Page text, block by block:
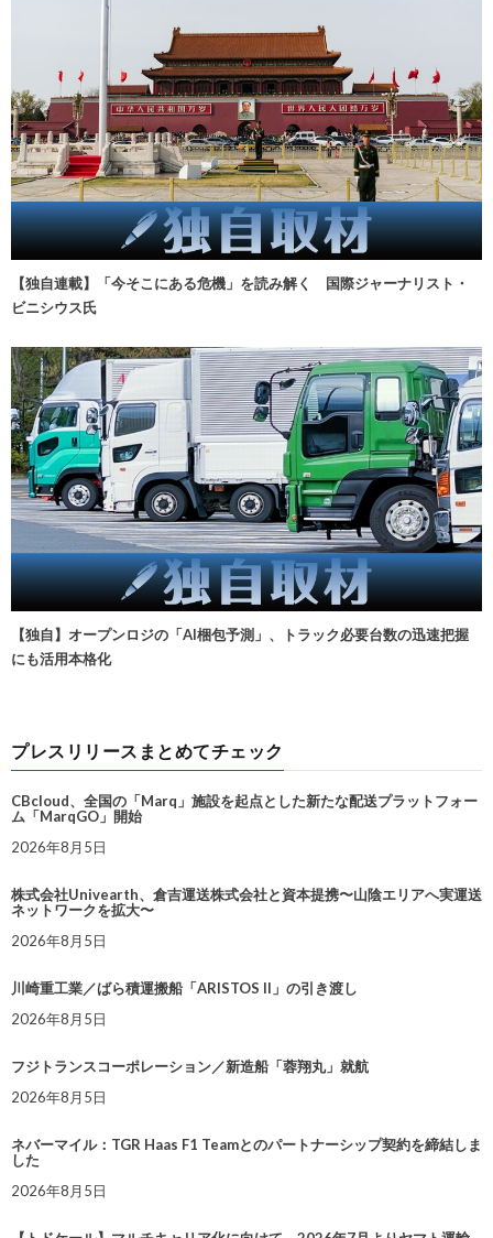
【独自連載】「今そこにある危機」を読み解く 国際ジャーナリスト・
ビニシウス氏
【独自】オープンロジの「AI梱包予測」、トラック必要台数の迅速把握
にも活用本格化
プレスリリースまとめてチェック
CBcloud、全国の「Marq」施設を起点とした新たな配送プラットフォー
ム「MarqGO」開始
2026年8月5日
株式会社Univearth、倉吉運送株式会社と資本提携〜山陰エリアへ実運送
ネットワークを拡大〜
2026年8月5日
川崎重工業／ばら積運搬船「ARISTOS II」の引き渡し
2026年8月5日
フジトランスコーポレーション／新造船「蓉翔丸」就航
2026年8月5日
ネバーマイル：TGR Haas F1 Teamとのパートナーシップ契約を締結しま
した
2026年8月5日